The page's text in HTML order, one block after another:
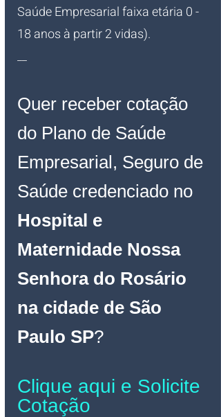
Saúde Empresarial faixa etária 0 -
18 anos à partir 2 vidas).
__
Quer receber cotação
do Plano de Saúde
Empresarial, Seguro de
Saúde credenciado no
Hospital e
Maternidade Nossa
Senhora do Rosário
na cidade de São
Paulo SP?
Clique aqui e Solicite
Cotação